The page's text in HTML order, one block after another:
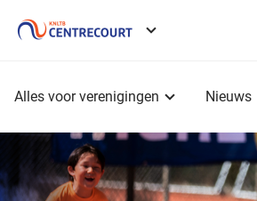
Alles voor verenigingen Nieuws